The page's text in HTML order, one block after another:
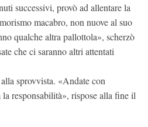
successivi, provò ad allentare la
macabro, non nuove al suo
qualche altra pallottola», scherzò
che ci saranno altri attentati
sprovvista. «Andate con
responsabilità», rispose alla fine il